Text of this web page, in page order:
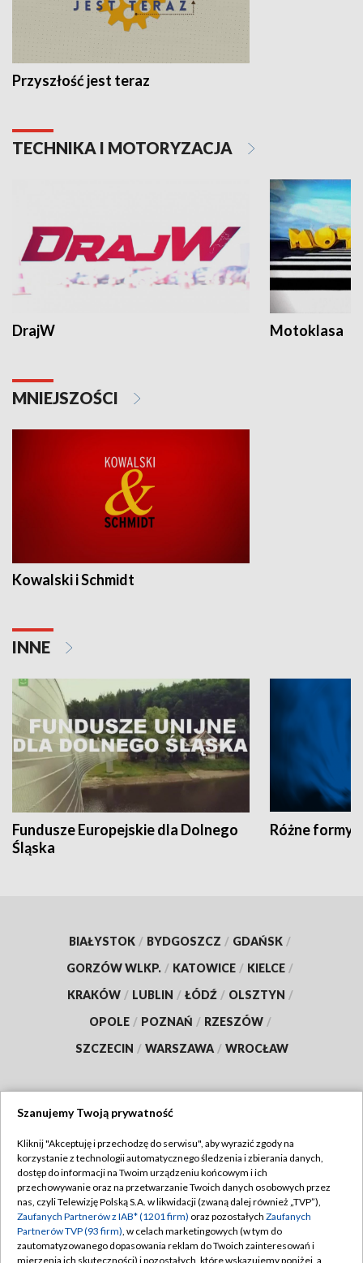
Przyszłość jest teraz
TECHNIKA I MOTORYZACJA
DrajW Motoklasa
MNIEJSZOŚCI
Kowalski i Schmidt
INNE
Fundusze Europejskie dla Dolnego
Śląska
Różne formy
BIAŁYSTOK / BYDGOSZCZ / GDAŃSK /
GORZÓW WLKP. / KATOWICE / KIELCE /
KRAKÓW / LUBLIN / ŁÓDŹ / OLSZTYN /
OPOLE / POZNAŃ / RZESZÓW /
SZCZECIN / WARSZAWA / WROCŁAW
TVP
Abonament TVP
Emisja w TVP
Centrum informacji TVP
Regulamin TVP
Polityka prywatności
Moje zgody
Szanujemy Twoją prywatność
Kliknij "Akceptuję i przechodzę do serwisu", aby wyrazić zgody na
korzystanie z technologii automatycznego śledzenia i zbierania danych,
dostęp do informacji na Twoim urządzeniu końcowym i ich
przechowywanie oraz na przetwarzanie Twoich danych osobowych przez
nas, czyli Telewizję Polską S.A. w likwidacji (zwaną dalej również „TVP”),
Zaufanych Partnerów z IAB* (1201 firm) oraz pozostałych Zaufanych
Partnerów TVP (93 firm), w celach marketingowych (w tym do
zautomatyzowanego dopasowania reklam do Twoich zainteresowań i
mierzenia ich skuteczności) i pozostałych, które wskazujemy poniżej, a